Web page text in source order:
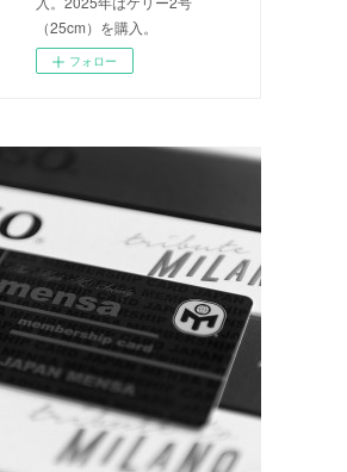
（25cm）を購入。
フォロー